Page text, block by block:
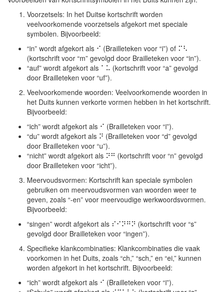
Voorzetsels: In het Duitse kortschrift worden
veelvoorkomende voorzetsels afgekort met speciale
symbolen. Bijvoorbeeld:
“in” wordt afgekort als ⠊ (Brailleteken voor “i”) of ⠍⠣
(kortschrift voor “m” gevolgd door Brailleteken voor “in”).
“auf” wordt afgekort als ⠁⠥ (kortschrift voor “a” gevolgd
door Brailleteken voor “uf”).
Veelvoorkomende woorden: Veelvoorkomende woorden in
het Duits kunnen verkorte vormen hebben in het kortschrift.
Bijvoorbeeld:
“ich” wordt afgekort als ⠊ (Brailleteken voor “i”).
“du” wordt afgekort als ⠝ (Brailleteken voor “d” gevolgd
door Brailleteken voor “u”).
“nicht” wordt afgekort als ⠝⠛ (kortschrift voor “n” gevolgd
door Brailleteken voor “icht”).
Meervoudsvormen: Kortschrift kan speciale symbolen
gebruiken om meervoudsvormen van woorden weer te
geven, zoals “-en” voor meervoudige werkwoordsvormen.
Bijvoorbeeld:
“singen” wordt afgekort als ⠎⠊⠝⠛⠝ (kortschrift voor “s”
gevolgd door Brailleteken voor “ingen”).
Specifieke klankcombinaties: Klankcombinaties die vaak
voorkomen in het Duits, zoals “ch,” “sch,” en “ei,” kunnen
worden afgekort in het kortschrift. Bijvoorbeeld:
“ich” wordt afgekort als ⠊ (Brailleteken voor “i”).